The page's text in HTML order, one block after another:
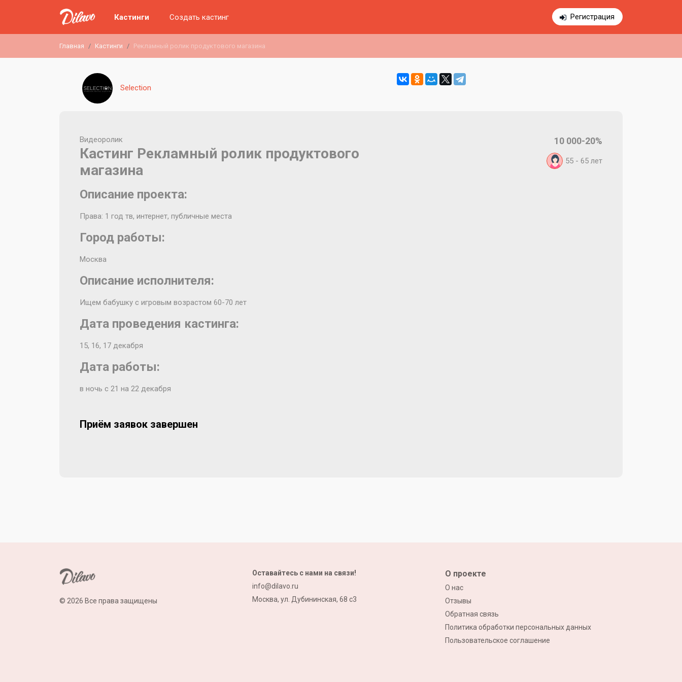
Регистрация
Кастинги Создать кастинг
Главная Кастинги Рекламный ролик продуктового магазина
Selection
Видеоролик
Кастинг Рекламный ролик продуктового
магазина
10 000-20%
55 - 65лет
Описание проекта:
Права: 1 год тв, интернет, публичные места
Город работы:
Москва
Описание исполнителя:
Ищем бабушку с игровым возрастом 60-70 лет
Дата проведения кастинга:
15, 16, 17 декабря
Дата работы:
в ночь с 21 на 22 декабря
Приём заявок завершен
© 2026 Все права защищены
О проекте
О нас
Отзывы
Обратная связь
Политика обработки персональных данных
Пользовательское соглашение
Оставайтесь с нами на связи!
info@dilavo.ru
Москва, ул. Дубининская, 68 с3